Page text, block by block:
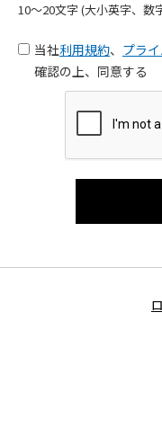
10〜20文字 (大小英字、数
当社利用規約、 プラ
確認の上、同意する